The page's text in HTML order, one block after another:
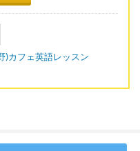
)カフェ英語レッスン